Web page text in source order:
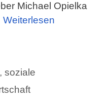
Michael Opielka
Weiterlesen
,soziale